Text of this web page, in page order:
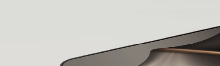
Politique de confidentialité
Accord Utilisateur